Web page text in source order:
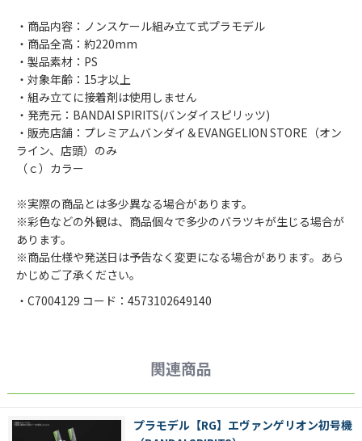
・商品内容：ノンスケール組み立て式プラモデル
・商品全高：約220mm
・製品素材：PS
・対象年齢：15才以上
・組み立てに接着剤は使用しません
・発売元：BANDAI SPIRITS(バンダイスピリッツ)
・販売店舗：プレミアムバンダイ＆EVANGELION STORE（オン
ライン、店頭）のみ
（ｃ）カラー
※実際の商品とは多少異なる場合があります。
※彩色などの外観は、商品個々で多少のバラツキが生じる場合が
あります。
※商品仕様や発送日は予告なく変更になる場合があります。あら
かじめご了承ください。
・C7004129 コード：4573102649140
関連商品
プラモデル【RG】エヴァンゲリオン初号機